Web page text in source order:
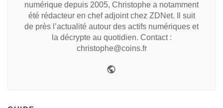
numérique depuis 2005, Christophe a notamment
été rédacteur en chef adjoint chez ZDNet. Il suit
de près l’actualité autour des actifs numériques et
la décrypte au quotidien. Contact :
christophe@coins.fr